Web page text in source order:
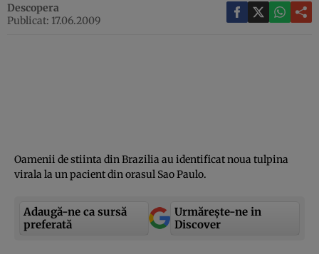
Descopera
Publicat: 17.06.2009
Oamenii de stiinta din Brazilia au identificat noua tulpina
virala la un pacient din orasul Sao Paulo.
Adaugă-ne ca sursă
preferată
Urmărește-ne in
Discover